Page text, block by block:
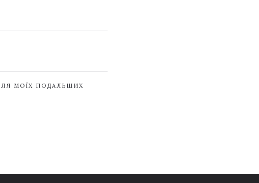
МОЇХ ПОДАЛЬШИХ